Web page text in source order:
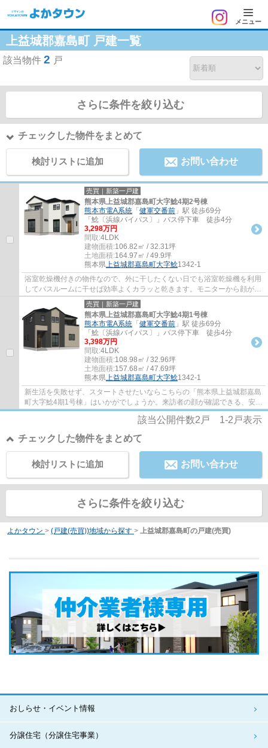
メニュー
上益城郡嘉島町 戸建一覧
該当物件 2 戸
さらに条件を絞り込む
チェックした物件をまとめて
検討リストに追加 お問い合わせ
売買｜新築一戸建
熊本県上益城郡嘉島町大字鯰4期2号棟
熊本市電A系統 「 健軍交番前 」駅 徒歩69分
「鯰〔浜線バイパス〕」バス停下車 徒歩4分
3,298万円
間取:4LDK
建物面積:106.82㎡ / 32.31坪
土地面積:164.97㎡ / 49.9坪
熊本県上益城郡嘉島町大字鯰1342-1
浴室乾燥機付きの物件なので、外に干したくない日でも浴室乾燥機を利用
してバスルームに干せば効率よくカラッと乾きます。モニターから顔が見
えるTVインターホン付きです。鞄や靴など...
売買｜新築一戸建
熊本県上益城郡嘉島町大字鯰4期1号棟
熊本市電A系統 「 健軍交番前 」駅 徒歩69分
「鯰〔浜線バイパス〕」バス停下車 徒歩4分
3,398万円
間取:4LDK
建物面積:108.98㎡ / 32.96坪
土地面積:157.68㎡ / 47.69坪
熊本県上益城郡嘉島町大字鯰1342-1
新生活を失敗せず、スタートさせたいならこちらの「熊本県上益城郡嘉島
町大字鯰4期1号棟」はいかがでしょうか。来訪者の顔が確認できる、安心
のTVインターホン付きです。建物面積は108...
該当公開件数2 戸 1-2 戸表示
チェックした物件をまとめて
お問い合わせ
検討リストに追加
さらに条件を絞り込む
よかタウン > (戸建(売買))地域から探す > 上益城郡嘉島町の戸建(売買)
おしらせ・イベント情報
分譲住宅（分譲住宅事業）